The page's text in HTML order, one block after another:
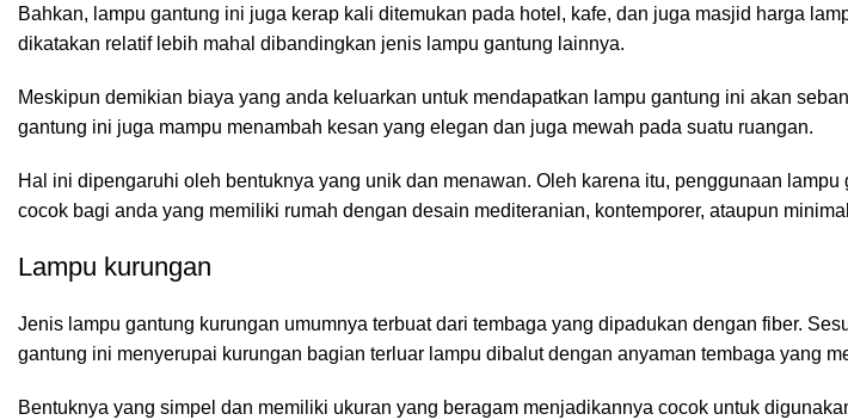
Bahkan, lampu gantung ini juga kerap kali ditemukan pada hotel, kafe, dan juga masjid harga
dikatakan relatif lebih mahal dibandingkan jenis lampu gantung lainnya.
Meskipun demikian biaya yang anda keluarkan untuk mendapatkan lampu gantung ini akan
gantung ini juga mampu menambah kesan yang elegan dan juga mewah pada suatu ruangan.
Hal ini dipengaruhi oleh bentuknya yang unik dan menawan. Oleh karena itu, penggunaan
cocok bagi anda yang memiliki rumah dengan desain mediteranian, kontemporer, ataupun
Lampu kurungan
Jenis lampu gantung kurungan umumnya terbuat dari tembaga yang dipadukan dengan fiber.
gantung ini menyerupai kurungan bagian terluar lampu dibalut dengan anyaman tembaga yang
Bentuknya yang simpel dan memiliki ukuran yang beragam menjadikannya cocok untuk